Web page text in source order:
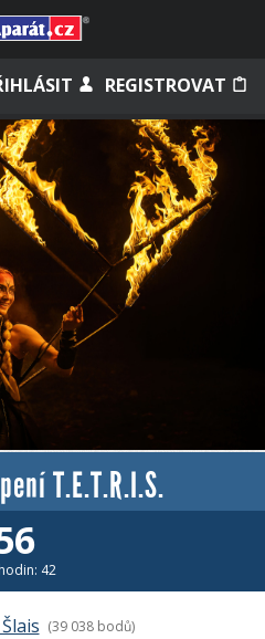
REGISTROVAT
jste heslo?
na starém webu?
T.E.T.R.I.S.
42
(39 038 bodů)